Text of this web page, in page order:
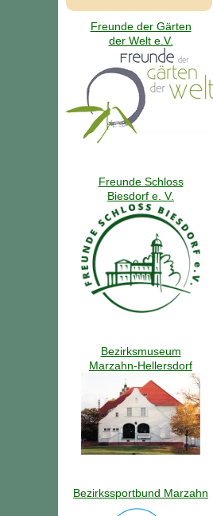
Freunde der Gärten
der Welt e.V.
Freunde Schloss
Biesdorf e. V.
Bezirksmuseum
Marzahn-Hellersdorf
Bezirkssportbund Marzahn